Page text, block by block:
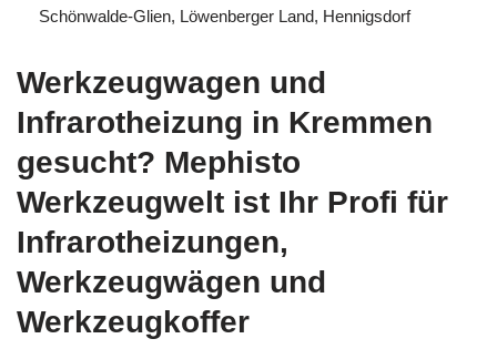
Schönwalde-Glien, Löwenberger Land, Hennigsdorf
Werkzeugwagen und
Infrarotheizung in Kremmen
gesucht? Mephisto
Werkzeugwelt ist Ihr Profi für
Infrarotheizungen,
Werkzeugwägen und
Werkzeugkoffer